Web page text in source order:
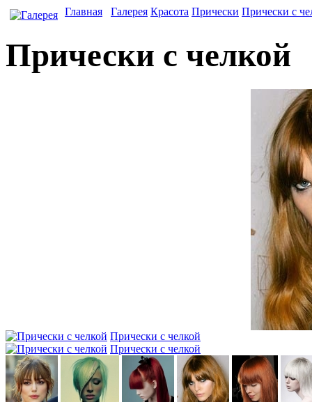
Главная Галерея Красота Прически Прически с
Прически с челкой
Прически с челкой
Прически с челкой